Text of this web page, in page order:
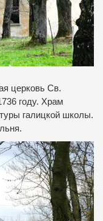
церковь Св.
году. Храм
галицкой школы.